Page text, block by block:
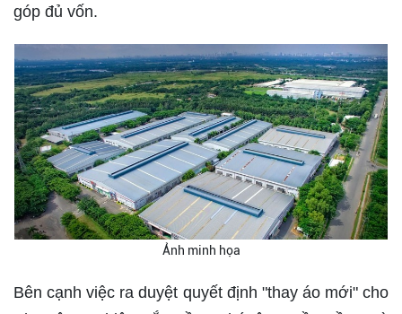
góp đủ vốn.
Ảnh minh họa
Bên cạnh việc ra duyệt quyết định "thay áo mới" cho